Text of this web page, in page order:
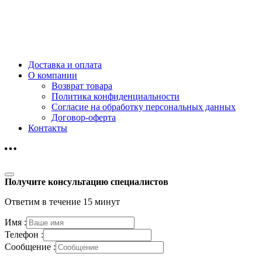
Доставка и оплата
О компании
Возврат товара
Политика конфиденциальности
Согласие на обработку персональных данных
Договор-оферта
Контакты
Получите консультацию специалистов
Ответим в течение 15 минут
Имя :
Телефон :
Сообщение :